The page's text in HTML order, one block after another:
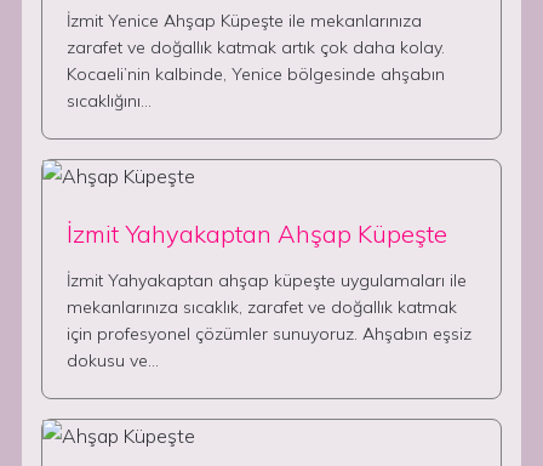
İzmit Yenice Ahşap Küpeşte ile mekanlarınıza
zarafet ve doğallık katmak artık çok daha kolay.
Kocaeli’nin kalbinde, Yenice bölgesinde ahşabın
sıcaklığını…
İzmit Yahyakaptan Ahşap Küpeşte
İzmit Yahyakaptan ahşap küpeşte uygulamaları ile
mekanlarınıza sıcaklık, zarafet ve doğallık katmak
için profesyonel çözümler sunuyoruz. Ahşabın eşsiz
dokusu ve…